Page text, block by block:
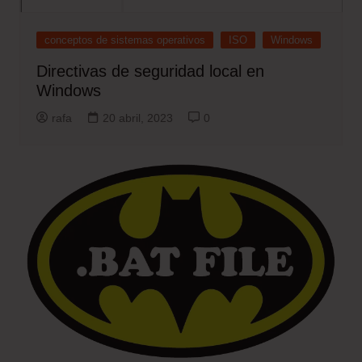
conceptos de sistemas operativos ISO Windows
Directivas de seguridad local en
Windows
rafa 20 abril, 2023 0